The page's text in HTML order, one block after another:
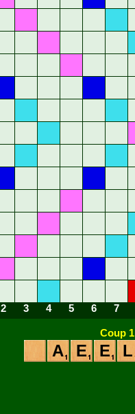
2 3 4 5 6 7
Coup 1
A E E L